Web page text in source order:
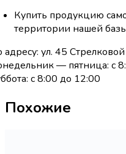
Купить продукцию
территории нашей
адресу: ул. 45
— пятница: с
с 8:00 до 12:00
Похожие